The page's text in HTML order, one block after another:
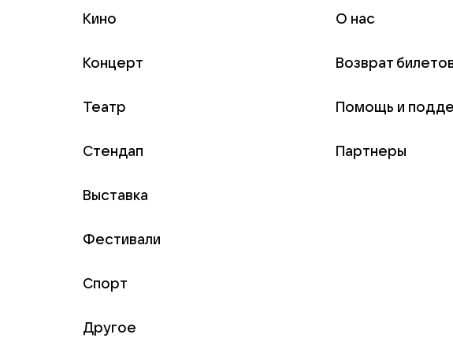
Кино
Концерт
Театр
Стендап
Выставка
Фестивали
Спорт
Другое
О нас
Возврат
Помощь и
Партнеры